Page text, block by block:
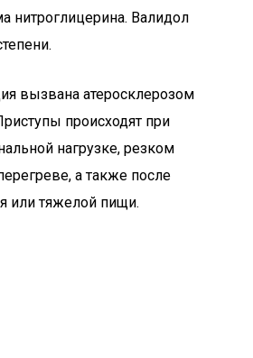
нитроглицерина. Валидол
вызвана атеросклерозом
происходят при
нагрузке, резком
а также после
или тяжелой пищи.